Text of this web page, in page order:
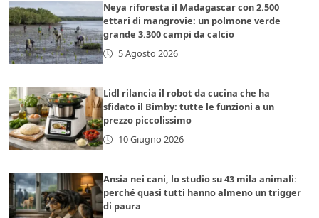
Neya riforesta il Madagascar con 2.500
ettari di mangrovie: un polmone verde
grande 3.300 campi da calcio
5 Agosto 2026
Lidl rilancia il robot da cucina che ha
sfidato il Bimby: tutte le funzioni a un
prezzo piccolissimo
10 Giugno 2026
Ansia nei cani, lo studio su 43 mila animali:
perché quasi tutti hanno almeno un trigger
di paura